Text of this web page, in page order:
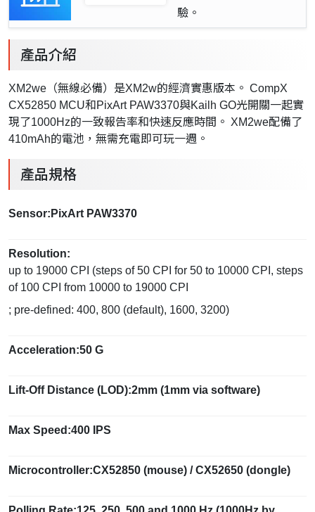
驗。
產品介紹
XM2we（無線必備）是XM2w的經濟實惠版本。 CompX
CX52850 MCU和PixArt PAW3370與Kailh GO光開關一起實
現了1000Hz的一致報告率和快速反應時間。 XM2we配備了
410mAh的電池，無需充電即可玩一週。
產品規格
Sensor:PixArt PAW3370
Resolution:
up to 19000 CPI (steps of 50 CPI for 50 to 10000 CPI, steps
of 100 CPI from 10000 to 19000 CPI
; pre-defined: 400, 800 (default), 1600, 3200)
Acceleration:50 G
Lift-Off Distance (LOD):2mm (1mm via software)
Max Speed:400 IPS
Microcontroller:CX52850 (mouse) / CX52650 (dongle)